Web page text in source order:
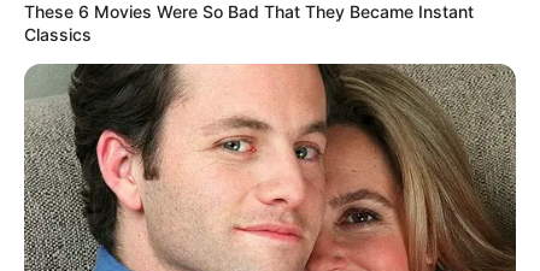
These 6 Movies Were So Bad That They Became Instant
Classics